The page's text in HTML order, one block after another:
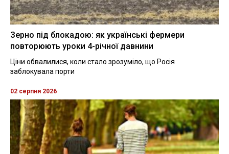
Зерно під блокадою: як українські фермери
повторюють уроки 4-річної давнини
Ціни обвалилися, коли стало зрозуміло, що Росія
заблокувала порти
02 серпня 2026